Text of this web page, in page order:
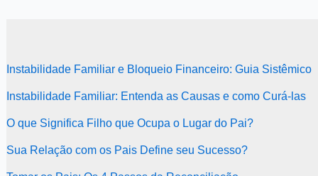
Instabilidade Familiar e Bloqueio Financeiro: Guia Sistêmico
Instabilidade Familiar: Entenda as Causas e como Curá-las
O que Significa Filho que Ocupa o Lugar do Pai?
Sua Relação com os Pais Define seu Sucesso?